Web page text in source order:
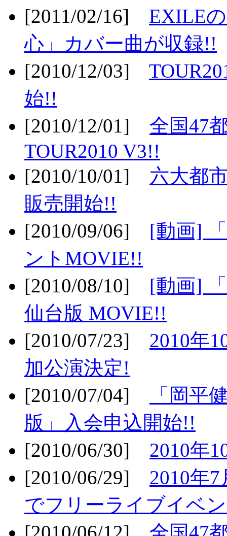
[2011/02/16] EXILE
心」カバー曲が収録!!
[2010/12/03]
始!!
[2010/12/01] 全国47
TOUR2010 V3!!
[2010/10/01] 六大都
販売開始!!
[2010/09/06] [動画]
ントMOVIE!!
[2010/08/10] [動画]
仙台版 MOVIE!!
[2010/07/23] 2010年
加公演決定!
[2010/07/04]
「岡平
版」入会申込開始!!
[2010/06/30] 2010年
[2010/06/29] 2010年
でフリーライブイベ